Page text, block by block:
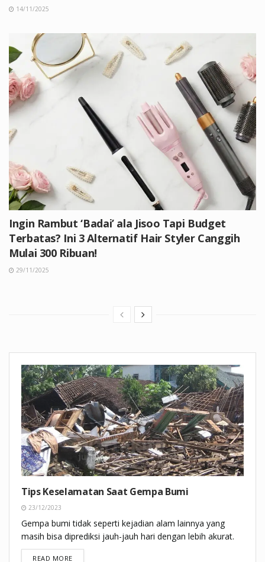
14/11/2025
Ingin Rambut ‘Badai’ ala Jisoo Tapi Budget
Terbatas? Ini 3 Alternatif Hair Styler Canggih
Mulai 300 Ribuan!
29/11/2025
Tips Keselamatan Saat Gempa Bumi
23/12/2023
Gempa bumi tidak seperti kejadian alam lainnya yang
masih bisa diprediksi jauh-jauh hari dengan lebih akurat.
READ MOREDETAILS